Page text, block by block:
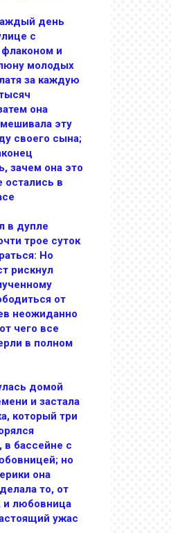
день
с
и
молодых
за каждую
она
эту
своего сына;
зачем она это
остались в
в дупле
трое суток
Но
рискнул
от
неожиданно
чего все
в полном
домой
и застала
который три
в бассейне с
но
она
то, от
и любовница
ужас